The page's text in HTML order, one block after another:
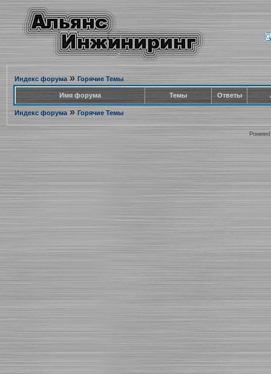
Индекс форума» Горячие Темы
Имя форума Темы Ответы
Индекс форума» Горячие Темы